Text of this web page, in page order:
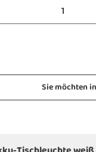
Sie möchten